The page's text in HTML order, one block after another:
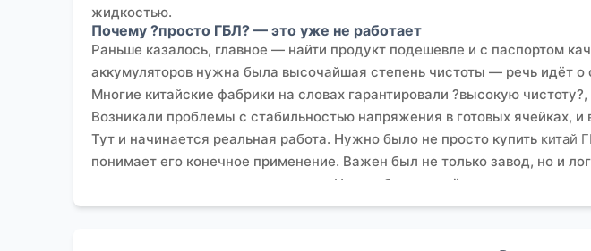
жидкостью.
Почему ?просто ГБЛ? — это уже не работает
Раньше казалось, главное — найти продукт подешевле и с паспортом
аккумуляторов нужна была высочайшая степень чистоты — речь идёт
Многие китайские фабрики на словах гарантировали ?высокую
Возникали проблемы с стабильностью напряжения в готовых ячейках,
Тут и начинается реальная работа. Нужно было не просто купить китай
понимает его конечное применение. Важен был не только завод, но и
критично, техническая поддержка. Нужен был партнёр, с которым
по продажам.